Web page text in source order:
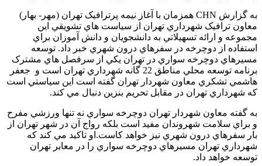
به گزارش CHN همزمان با آغاز نيمه پرترافيک تهران (مهر- بهار)
معاون ترافيک شهرداري تهران از سياست هاي تشويقي اين
مجموعه و ارائه تسهيلاتي به دانشجويان و دانش آموزان براي
استفاده از دوچرخه در سفرهاي درون شهري خبر داد. توسعه
مسيرهاي دوچرخه سواري در تهران يکي از سرفصل هاي مشترک
برنامه توسعه محلي مناطق 22 گانه شهرداري تهران است و جعفر
هاشمي تشکري معاون شهردار تهران گفته است اين سياستي است
که شهرداري تهران در مقابل تحريم بنزين دنبال مي کند.
به گفته معاون شهردار تهران دوچرخه سواري نه تنها ورزشي مفرح
و براي سلامت شهروندان مفيد است بلکه رواج آن در شهر تهران از
بار سفرهاي درون شهري نيز خواهد کاست.او تاکيد مي کند که
شهرداري تهران مسيرهاي دوچرخه سواري را در معابر تهران
توسعه خواهد داد.